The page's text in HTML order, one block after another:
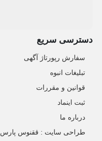
دسترسی سریع
سفارش رپورتاژ آگهی
تبلیغات انبوه
قوانین و مقررات
ثبت اینماد
درباره ما
طراحی سایت : ققنوس پارس